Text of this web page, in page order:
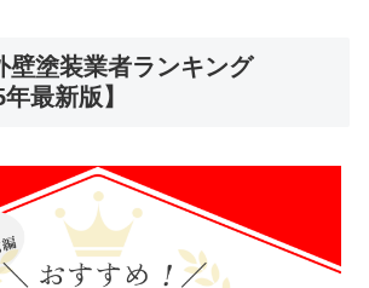
壁塗装業者ランキング
最新版】